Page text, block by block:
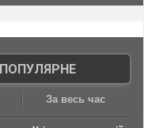
ПОПУЛЯРНЕ
За весь час